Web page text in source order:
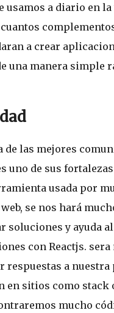
usamos a diario en la
a crear
una manera simple
de las mejores
uno de sus
usada por
se nos hará
soluciones y ayuda
con Reactjs. sera
respuestas a nuestra
en sitios como stack
mucho